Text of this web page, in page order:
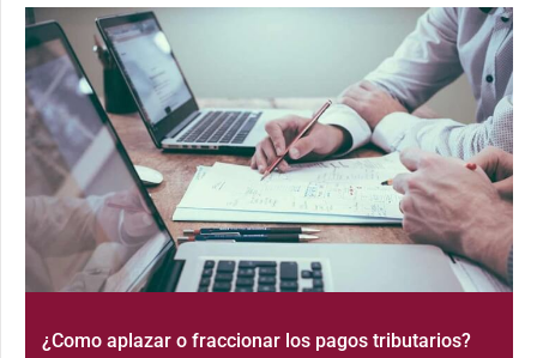
¿Como aplazar o fraccionar los pagos tributarios?